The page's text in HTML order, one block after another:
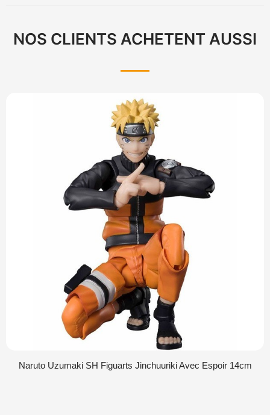
NOS CLIENTS ACHETENT AUSSI
Naruto Uzumaki SH Figuarts Jinchuuriki Avec Espoir 14cm